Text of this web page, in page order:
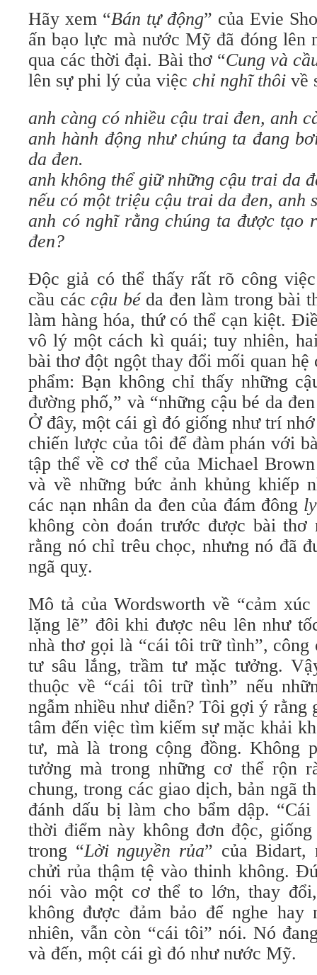
Hãy xem “Bán tự động” của Evie
ấn bạo lực mà nước Mỹ đã đóng lên
qua các thời đại. Bài thơ “Cung và
lên sự phi lý của việc chỉ nghĩ thôi về
anh càng có nhiều cậu trai đen, anh
anh hành động như chúng ta đang
da đen.
anh không thể giữ những cậu trai da
nếu có một triệu cậu trai da đen, anh
anh có nghĩ rằng chúng ta được tạo
đen?
Độc giả có thể thấy rất rõ công
cầu các cậu bé da đen làm trong bài
làm hàng hóa, thứ có thể cạn kiệt.
vô lý một cách kì quái; tuy nhiên,
bài thơ đột ngột thay đổi mối quan
phẩm: Bạn không chỉ thấy những
đường phố,” và “những cậu bé da
Ở đây, một cái gì đó giống như trí
chiến lược của tôi để đàm phán với
tập thể về cơ thể của Michael
và về những bức ảnh khủng khiếp
các nạn nhân da đen của đám đông
không còn đoán trước được bài
rằng nó chỉ trêu chọc, nhưng nó đã
ngã quỵ.
Mô tả của Wordsworth về “cảm
lặng lẽ” đôi khi được nêu lên như
nhà thơ gọi là “cái tôi trữ tình”, công
tư sâu lắng, trầm tư mặc tưởng.
thuộc về “cái tôi trữ tình” nếu
ngẫm nhiều như diễn? Tôi gợi ý rằng
tâm đến việc tìm kiếm sự mặc khải
tư, mà là trong cộng đồng. Không
tưởng mà trong những cơ thể rộn
chung, trong các giao dịch, bản ngã
đánh dấu bị làm cho bẩm dập.
thời điểm này không đơn độc,
trong “Lời nguyền rủa” của Bidart,
chửi rủa thậm tệ vào thinh không.
nói vào một cơ thể to lớn, thay
không được đảm bảo để nghe hay
nhiên, vẫn còn “cái tôi” nói. Nó
và đến, một cái gì đó như nước Mỹ.